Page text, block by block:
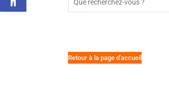
Retour à la page d'accueil